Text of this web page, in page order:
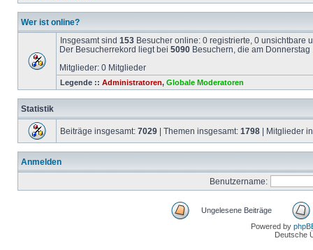
Wer ist online?
Insgesamt sind 153 Besucher online: 0 registrierte, 0 unsichtbare
Der Besucherrekord liegt bei 5090 Besuchern, die am
Mitglieder: 0 Mitglieder
Legende :: Administratoren, Globale Moderatoren
Statistik
Beiträge insgesamt: 7029 | Themen insgesamt: 1798 | Mitglieder
Anmelden
Benutzername:
Ungelesene Beiträge
Powered by
Deutsche